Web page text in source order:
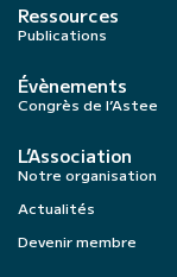
Ressources
Publications
Évènements
Congrès de l’Astee
L’Association
Notre organisation
Actualités
Devenir membre